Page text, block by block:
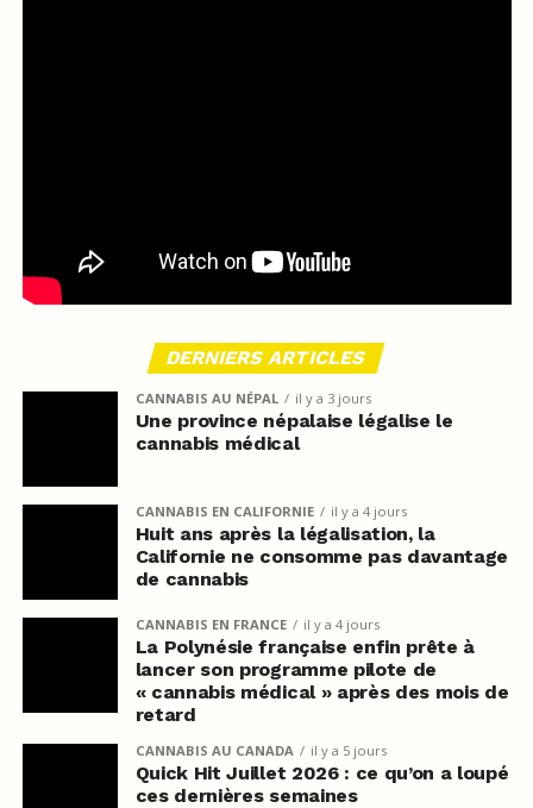
DERNIERS ARTICLES
CANNABIS AU NÉPAL il y a 3 jours
Une province népalaise légalise le
cannabis médical
CANNABIS EN CALIFORNIE il y a 4 jours
Huit ans après la légalisation, la
Californie ne consomme pas davantage
de cannabis
CANNABIS EN FRANCE il y a 4 jours
La Polynésie française enfin prête à
lancer son programme pilote de
« cannabis médical » après des mois de
retard
CANNABIS AU CANADA il y a 5 jours
Quick Hit Juillet 2026 : ce qu’on a loupé
ces dernières semaines